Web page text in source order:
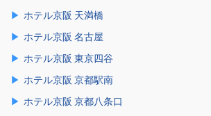
ホテル京阪 天満橋
ホテル京阪 名古屋
ホテル京阪 東京四谷
ホテル京阪 京都駅南
ホテル京阪 京都八条口